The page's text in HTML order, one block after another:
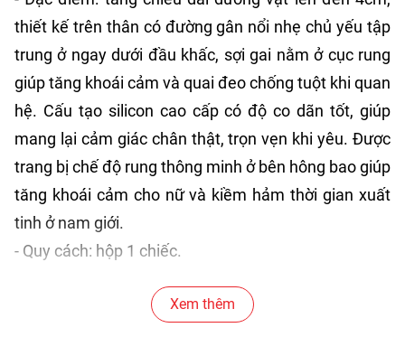
thiết kế trên thân có đường gân nổi nhẹ chủ yếu tập
trung ở ngay dưới đầu khấc, sợi gai nằm ở cục rung
giúp tăng khoái cảm và quai đeo chống tuột khi quan
hệ. Cấu tạo silicon cao cấp có độ co dãn tốt, giúp
mang lại cảm giác chân thật, trọn vẹn khi yêu. Được
trang bị chế độ rung thông minh ở bên hông bao giúp
tăng khoái cảm cho nữ và kiềm hảm thời gian xuất
tinh ở nam giới.
- Quy cách: hộp 1 chiếc.
- Hạn sử dụng: 5 năm kể từ ngày sản xuất.
Xem thêm